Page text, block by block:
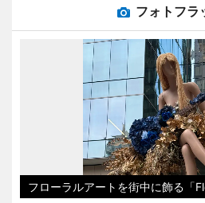
フォトフラ
フローラルアートを街中に飾る「